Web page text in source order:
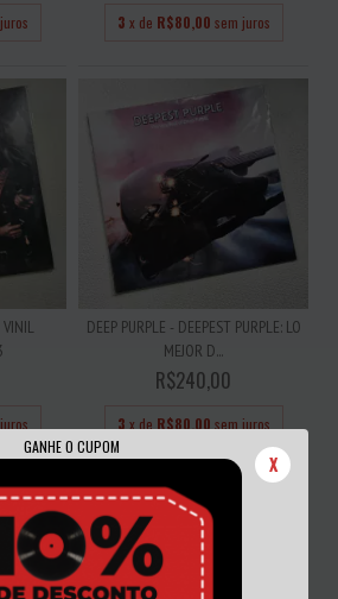
GANHE O CUPOM
X
3 x de R$80,00 sem juros
VINIL
DEEP PURPLE - DEEPEST PURPLE: LO
MEJOR D...
R$240,00
3 x de R$80,00 sem juros